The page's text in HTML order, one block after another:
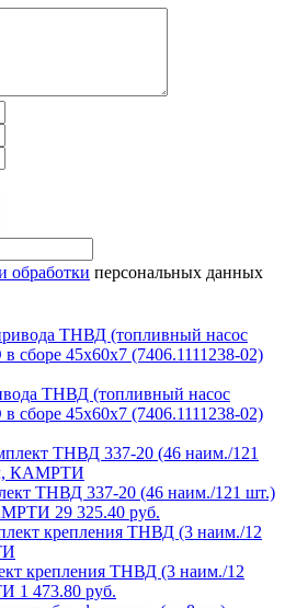
обработки персональных данных
ТНВД (топливный насос
сборе 45х60х7 (7406.1111238-02)
ТНВД 337-20 (46 наим./121 шт.)
29 325.40 руб.
крепления ТНВД (3 наим./12
1 473.80 руб.